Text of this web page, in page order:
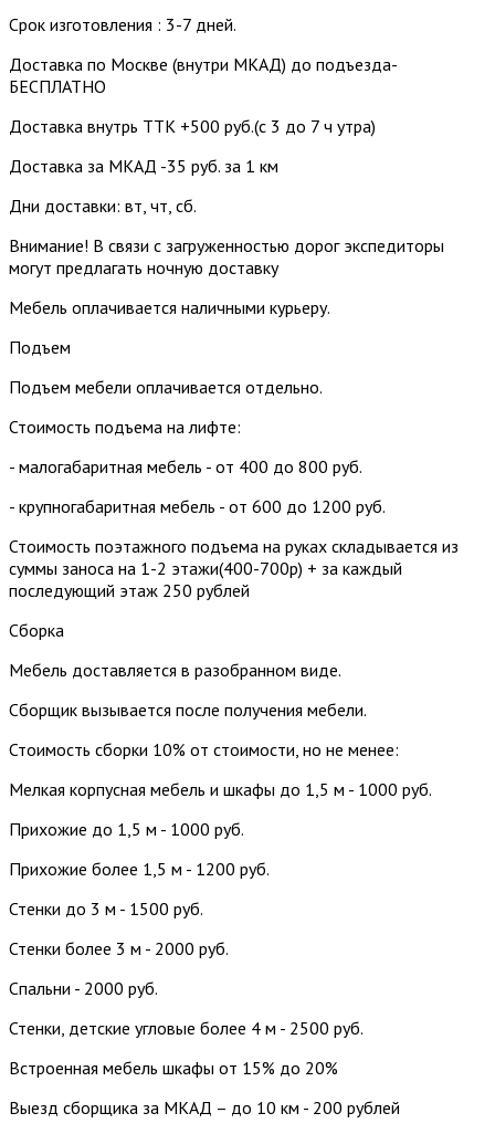
Срок изготовления : 3-7 дней.
Доставка по Москве (внутри МКАД) до подъезда-
БЕСПЛАТНО
Доставка внутрь ТТК +500 руб.(с 3 до 7 ч утра)
Доставка за МКАД -35 руб. за 1 км
Дни доставки: вт, чт, сб.
Внимание! В связи с загруженностью дорог экспедиторы
могут предлагать ночную доставку
Мебель оплачивается наличными курьеру.
Подъем
Подъем мебели оплачивается отдельно.
Стоимость подъема на лифте:
- малогабаритная мебель - от 400 до 800 руб.
- крупногабаритная мебель - от 600 до 1200 руб.
Стоимость поэтажного подъема на руках складывается из
суммы заноса на 1-2 этажи(400-700р) + за каждый
последующий этаж 250 рублей
Сборка
Мебель доставляется в разобранном виде.
Сборщик вызывается после получения мебели.
Стоимость сборки 10% от стоимости, но не менее:
Мелкая корпусная мебель и шкафы до 1,5 м - 1000 руб.
Прихожие до 1,5 м - 1000 руб.
Прихожие более 1,5 м - 1200 руб.
Стенки до 3 м - 1500 руб.
Стенки более 3 м - 2000 руб.
Спальни - 2000 руб.
Стенки, детские угловые более 4 м - 2500 руб.
Встроенная мебель шкафы от 15% до 20%
Выезд сборщика за МКАД – до 10 км - 200 рублей